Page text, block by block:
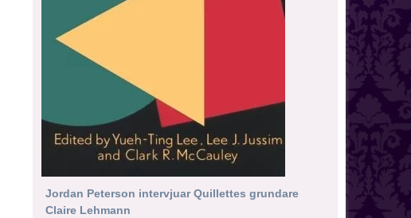
Jordan Peterson intervjuar Quillettes grundare
Claire Lehmann